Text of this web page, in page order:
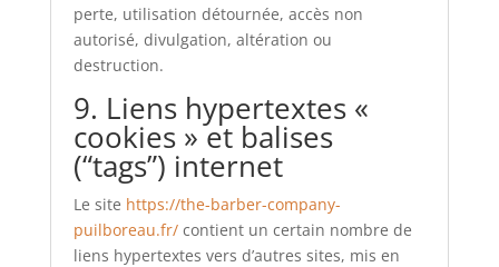
perte, utilisation détournée, accès non
autorisé, divulgation, altération ou
destruction.
9. Liens hypertextes «
cookies » et balises
(“tags”) internet
Le site https://the-barber-company-
puilboreau.fr/contient un certain nombre de
liens hypertextes vers d’autres sites, mis en